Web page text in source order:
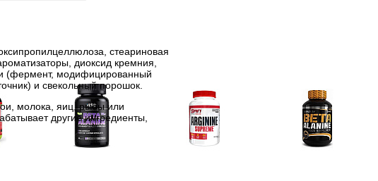
стеариновая
диоксид кремния,
(фермент, модифицированный
и свекольный порошок.
молока, яиц, рыбы или
другие ингредиенты,